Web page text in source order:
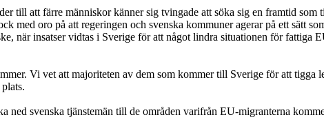
till att färre människor känner sig tvingade att söka sig en framtid som
med oro på att regeringen och svenska kommuner agerar på ett sätt
när insatser vidtas i Sverige för att något lindra situationen för fattiga
Vi vet att majoriteten av dem som kommer till Sverige för att
ned svenska tjänstemän till de områden varifrån EU-migranterna